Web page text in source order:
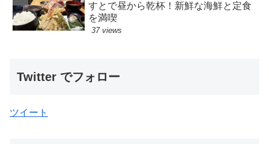
すとで昼から乾杯！新鮮な海鮮と定食
を満喫
37 views
Twitter でフォロー
ツイート